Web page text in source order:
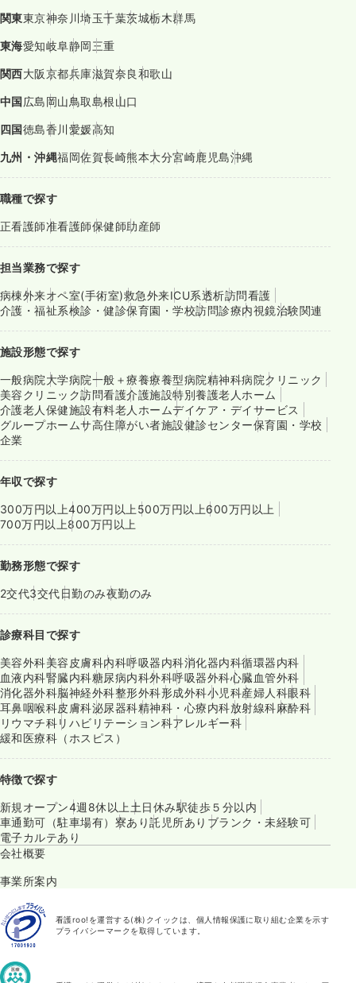
関東東京神奈川埼玉千葉茨城栃木群馬
東海愛知岐阜静岡三重
関西大阪京都兵庫滋賀奈良和歌山
中国広島岡山鳥取島根山口
四国徳島香川愛媛高知
九州・沖縄福岡佐賀長崎熊本大分宮崎鹿児島沖縄
職種で探す
正看護師准看護師保健師助産師
担当業務で探す
病棟外来オペ室(手術室)救急外来ICU系透析訪問看護
介護・福祉系検診・健診保育園・学校訪問診療内視鏡治験関連
施設形態で探す
一般病院大学病院一般＋療養療養型病院精神科病院クリニック
美容クリニック訪問看護介護施設特別養護老人ホーム
介護老人保健施設有料老人ホームデイケア・デイサービス
グループホームサ高住障がい者施設健診センター保育園・学校
企業
年収で探す
300万円以上400万円以上 500万円以上600万円以上
700万円以上800万円以上
勤務形態で探す
2交代3交代日勤のみ夜勤のみ
診療科目で探す
美容外科美容皮膚科内科呼吸器内科消化器内科循環器内科
血液内科腎臓内科糖尿病内科外科呼吸器外科心臓血管外科
消化器外科脳神経外科整形外科形成外科小児科産婦人科眼科
耳鼻咽喉科皮膚科泌尿器科精神科・心療内科放射線科麻酔科
リウマチ科リハビリテーション科アレルギー科
緩和医療科（ホスピス）
特徴で探す
新規オープン4週8休以上 土日休み駅徒歩５分以内
車通勤可（駐車場有） 寮あり託児所あり ブランク・未経験可
電子カルテあり
会社概要
事業所案内
看護roo!を運営する(株)クイックは、個人情報保護に取り組む企業を示す
プライバシーマークを取得しています。